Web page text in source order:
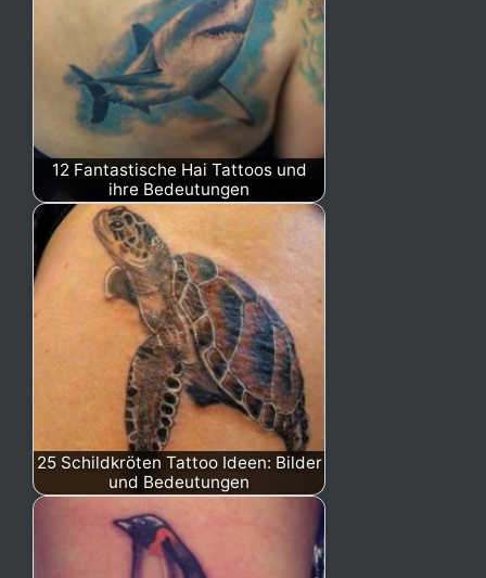
12 Fantastische Hai Tattoos und
ihre Bedeutungen
25 Schildkröten Tattoo Ideen: Bilder
und Bedeutungen